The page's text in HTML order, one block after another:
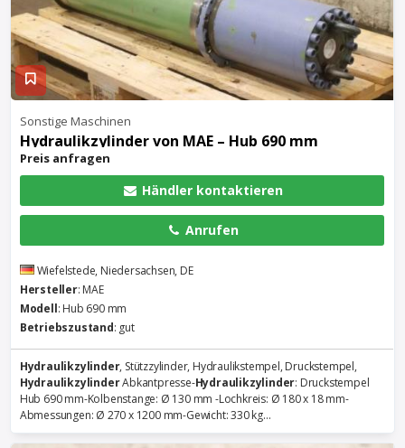
Sonstige Maschinen
Hydraulikzylindervon MAE – Hub 690 mm
Preis anfragen
Händler kontaktieren
Anrufen
Wiefelstede, Niedersachsen, DE
Hersteller: MAE
Modell: Hub 690 mm
Betriebszustand: gut
Hydraulikzylinder, Stützzylinder, Hydraulikstempel, Druckstempel,
HydraulikzylinderAbkantpresse-Hydraulikzylinder: Druckstempel
Hub 690 mm-Kolbenstange: Ø 130 mm -Lochkreis: Ø 180 x 18 mm-
Abmessungen: Ø 270 x 1200 mm-Gewicht: 330 kg...